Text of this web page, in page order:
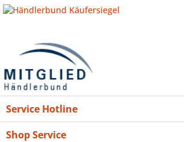
Service Hotline
Shop Service